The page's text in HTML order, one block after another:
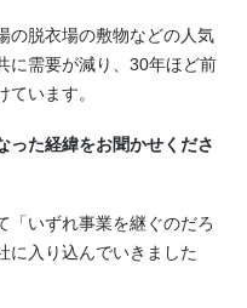
脱衣場の敷物などの人気
に需要が減り、30年ほど前
います。
た経緯をお聞かせくださ
いずれ事業を継ぐのだろ
に入り込んでいきました